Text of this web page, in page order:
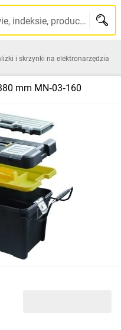
Szukaj po nazwie, indeksie, producencie, kodzie kreskowym...
i skrzynki na elektronarzędzia
mm MN‑03‑160